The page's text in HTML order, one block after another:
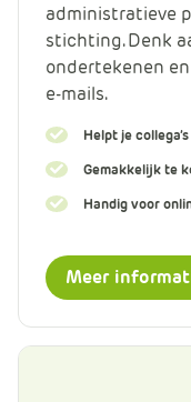
administratieve
stichting. Denk
ondertekenen
e-mails.
Helpt je
Gemakkelijk te
Handig voor
Meer